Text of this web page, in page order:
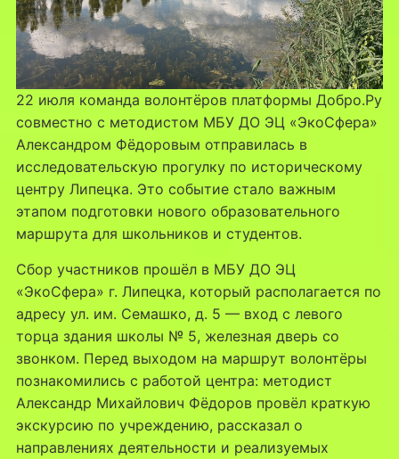
22 июля команда волонтёров платформы Добро.Ру
совместно с методистом МБУ ДО ЭЦ «ЭкоСфера»
Александром Фёдоровым отправилась в
исследовательскую прогулку по историческому
центру Липецка. Это событие стало важным
этапом подготовки нового образовательного
маршрута для школьников и студентов.
Сбор участников прошёл в МБУ ДО ЭЦ
«ЭкоСфера» г. Липецка, который располагается по
адресу ул. им. Семашко, д. 5 — вход с левого
торца здания школы № 5, железная дверь со
звонком. Перед выходом на маршрут волонтёры
познакомились с работой центра: методист
Александр Михайлович Фёдоров провёл краткую
экскурсию по учреждению, рассказал о
направлениях деятельности и реализуемых